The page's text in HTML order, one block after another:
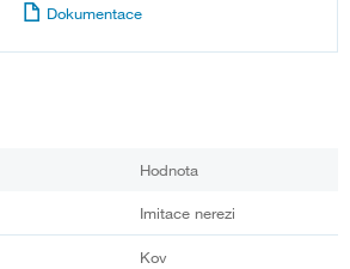
Dokumentace
Hodnota
Imitace nerezi
Kov